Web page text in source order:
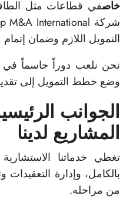
خاصفي قطاعات مثل الطاقة
التمويل اللازم وضمان
نحن نلعب دوراً حاسماً في
وضع خطط التمويل إلى
الجوانب
المشاريع لدينا
تغطي خدماتنا
بالكامل، وإدارة
من مراحله.